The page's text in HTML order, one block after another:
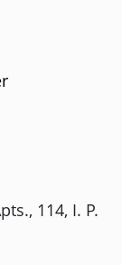
114, I. P.